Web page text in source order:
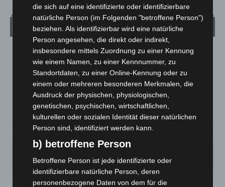
Wetter
LANGENHAGEN
13.9°C 15.5°
13.3°
90%
27° 34° 27 ° 23°
die sich auf eine identifizierte oder identifizierbare
natürliche Person (im Folgenden "betroffene Person")
beziehen. Als identifizierbar wird eine natürliche
Person angesehen, die direkt oder indirekt,
insbesondere mittels Zuordnung zu einer Kennung
wie einem Namen, zu einer Kennnummer, zu
Standortdaten, zu einer Online-Kennung oder zu
einem oder mehreren besonderen Merkmalen, die
Ausdruck der physischen, physiologischen,
genetischen, psychischen, wirtschaftlichen,
kulturellen oder sozialen Identität dieser natürlichen
Person sind, identifiziert werden kann.
b) betroffene Person
Betroffene Person ist jede identifizierte oder
identifizierbare natürliche Person, deren
personenbezogene Daten von dem für die